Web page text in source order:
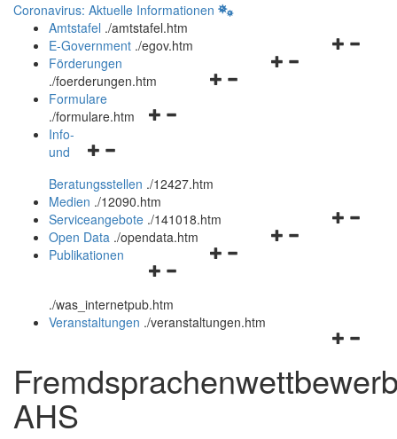
Coronavirus: Aktuelle Informationen
Amtstafel ./amtstafel.htm
Navigationsmenü
E-Government ./egov.htm
Navigationsmenü
Förderungen
./foerderungen.htm
Navigationsmenü
Formulare
./formulare.htm
Navigationsmenü
und
schließen
Info-
und
Beratungsstellen ./12427.htm
Medien ./12090.htm
Navigationsmenü
Serviceangebote ./141018.htm
Navigationsmenü
Open Data ./opendata.htm
Navigationsmenü
und
schließen
Publikationen
./was_internetpub.htm
und
schließen
Veranstaltungen ./veranstaltungen.htm
AHS